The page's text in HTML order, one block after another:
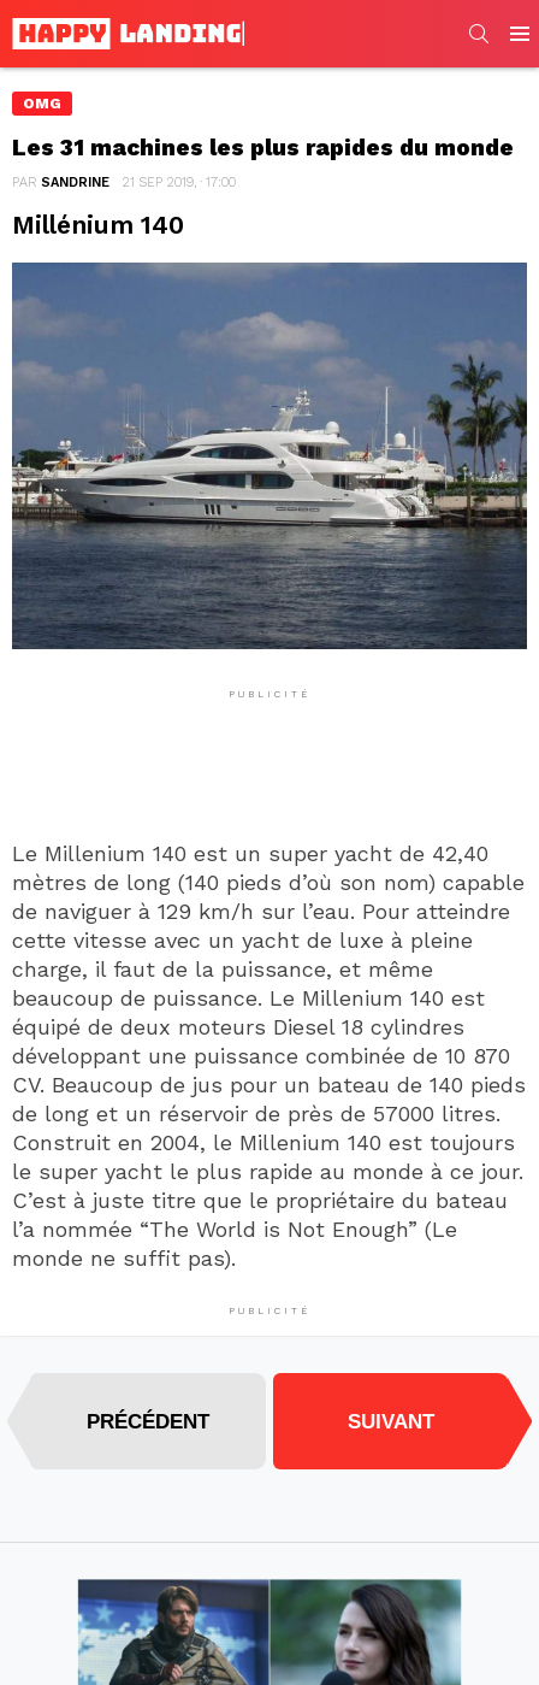
OMG
Les 31 machines les plus rapides du monde
PAR SANDRINE 21 SEP 2019, · 17:00
Millénium 140
PUBLICITÉ
Le Millenium 140 est un super yacht de 42,40
mètres de long (140 pieds d’où son nom) capable
de naviguer à 129 km/h sur l’eau. Pour atteindre
cette vitesse avec un yacht de luxe à pleine
charge, il faut de la puissance, et même
beaucoup de puissance. Le Millenium 140 est
équipé de deux moteurs Diesel 18 cylindres
développant une puissance combinée de 10 870
CV. Beaucoup de jus pour un bateau de 140 pieds
de long et un réservoir de près de 57000 litres.
Construit en 2004, le Millenium 140 est toujours
le super yacht le plus rapide au monde à ce jour.
C’est à juste titre que le propriétaire du bateau
l’a nommée “The World is Not Enough” (Le
monde ne suffit pas).
PUBLICITÉ
PRÉCÉDENT SUIVANT